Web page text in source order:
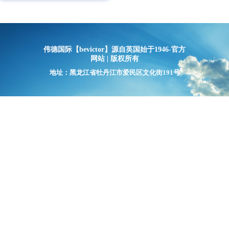
伟德国际【bevictor】源自英国始于1946-官方
网站 | 版权所有
地址：黑龙江省牡丹江市爱民区文化街191号